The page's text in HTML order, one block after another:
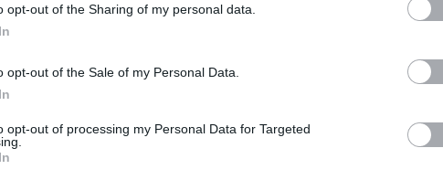
opt-out of the Sharing of my personal data.
opt-out of the Sale of my Personal Data.
opt-out of processing my Personal Data for Targeted
δήλωσης για περίπου 1 εκατ.
οποίοι το 2023 απέκτησαν εισοδήματα
και Ανθεκτικότητας «Ελλάδα 2.0»,
υλοποίησης των μεταρρυθμίσεων και επενδύσεων.
η χώρα μας έχει ολοκληρώσει το 40%